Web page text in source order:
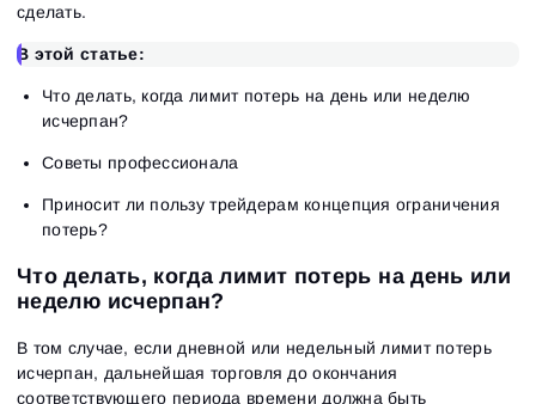
сделать.
В этой статье:
Что делать, когда лимит потерь на день или неделю
исчерпан?
Советы профессионала
Приносит ли пользу трейдерам концепция ограничения
потерь?
Что делать, когда лимит потерь на день или
неделю исчерпан?
В том случае, если дневной или недельный лимит потерь
исчерпан, дальнейшая торговля до окончания
соответствующего периода времени должна быть